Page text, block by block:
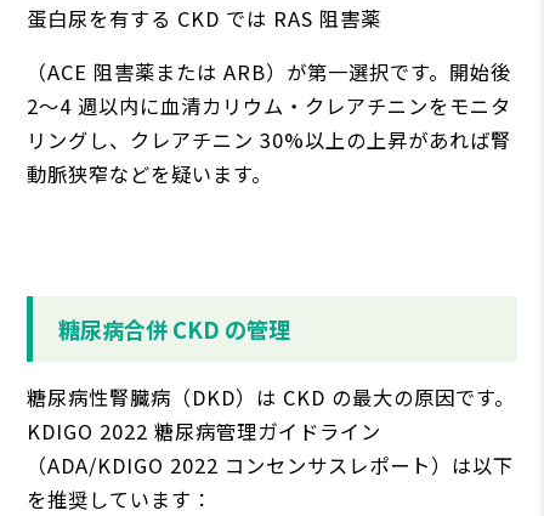
蛋⽩尿を有する CKD では RAS 阻害薬
（ACE 阻害薬または ARB）が第⼀選択です。開始後
2〜4 週以内に⾎清カリウム・クレアチニンをモニタ
リングし、クレアチニン 30%以上の上昇があれば腎
動脈狭窄などを疑います。
糖尿病合併 CKD の管理
糖尿病性腎臓病（DKD）は CKD の最⼤の原因です。
KDIGO 2022 糖尿病管理ガイドライン
（ADA/KDIGO 2022 コンセンサスレポート）は以下
を推奨しています：